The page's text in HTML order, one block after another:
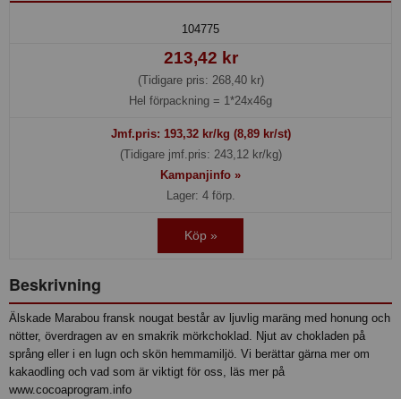
104775
213,42 kr
(Tidigare pris: 268,40 kr)
Hel förpackning = 1*24x46g
Jmf.pris: 193,32kr/kg (8,89 kr/st)
(Tidigare jmf.pris: 243,12 kr/kg)
Kampanjinfo »
Lager: 4 förp.
Köp »
Beskrivning
Älskade Marabou fransk nougat består av ljuvlig maräng med honung och
nötter, överdragen av en smakrik mörkchoklad. Njut av chokladen på
språng eller i en lugn och skön hemmamiljö. Vi berättar gärna mer om
kakaodling och vad som är viktigt för oss, läs mer på
www.cocoaprogram.info